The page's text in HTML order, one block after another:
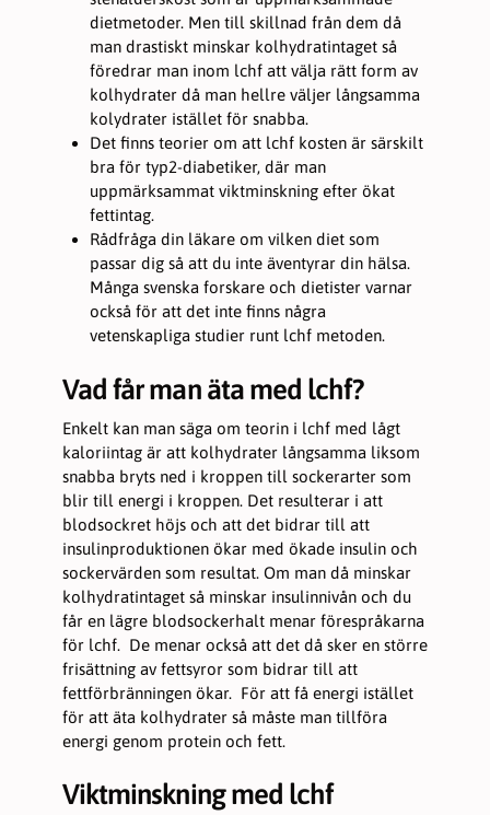
dietmetoder. Men till skillnad från dem då
man drastiskt minskar kolhydratintaget så
föredrar man inom lchf att välja rätt form av
kolhydrater då man hellre väljer långsamma
kolydrater istället för snabba.
Det finns teorier om att lchf kosten är särskilt
bra för typ2-diabetiker, där man
uppmärksammat viktminskning efter ökat
fettintag.
Rådfråga din läkare om vilken diet som
passar dig så att du inte äventyrar din hälsa.
Många svenska forskare och dietister varnar
också för att det inte finns några
vetenskapliga studier runt lchf metoden.
Vad får man äta med lchf?
Enkelt kan man säga om teorin i lchf med lågt
kaloriintag är att kolhydrater långsamma liksom
snabba bryts ned i kroppen till sockerarter som
blir till energi i kroppen. Det resulterar i att
blodsockret höjs och att det bidrar till att
insulinproduktionen ökar med ökade insulin och
sockervärden som resultat. Om man då minskar
kolhydratintaget så minskar insulinnivån och du
får en lägre blodsockerhalt menar förespråkarna
för lchf. De menar också att det då sker en större
frisättning av fettsyror som bidrar till att
fettförbränningen ökar. För att få energi istället
för att äta kolhydrater så måste man tillföra
energi genom protein och fett.
Viktminskning med lchf
Upplevelse
För att vår
hemsida ska
prestera så
möjligt under
ditt besök.
Om du nekar
kommer viss
funktionalitet
att försvinna
hemsidan.
Genom att dela
med dig av dina
ditt beteende när
du surfar ökar du
chansen att få se
personligt
anpassat
innehåll och
erbjudanden.